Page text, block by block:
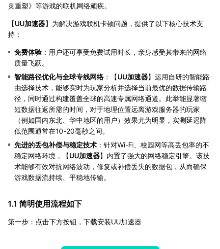
灵重塑》等游戏的联机网络顽疾。
【UU加速器】为解决游戏联机卡顿问题，提供了以下核心技术支
持：
免费体验 ：用户还可享受免费试用时长，亲身感受其带来的网络
质量飞跃。
智能路径优化与全球专线网络 ：【UU加速器】运用自研的智能路
由选择技术，能够实时为玩家分析并选择当前最优的数据传输路
径，同时通过构建覆盖全球的高速专属网络通道。此举能显著缩
短数据往返所需的时间，对于地理位置远离游戏服务器的玩家
（例如国内东北、华中地区的用户）效果尤为明显，实测延迟降
低范围通常在10-20毫秒之间。
先进的丢包补偿与稳定技术 ：针对Wi-Fi、校园网等高丢包率的不
稳定网络环境，【UU加速器】内置了强大的网络稳定引擎。该技
术能够有效对抗网络波动，修复或补偿丢失的数据包，从而确保
游戏数据流持续、平稳地传输。
1.1 简明使用流程如下
第一步：点击下方按钮，下载安装UU加速器